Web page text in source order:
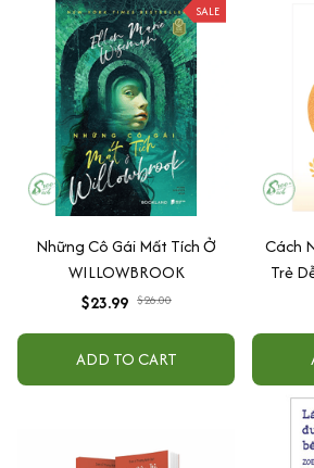
SALE
Những Cô Gái Mất Tích Ở
WILLOWBROOK
$23.99 $26.00
ADD TO CART
Cách
Trẻ